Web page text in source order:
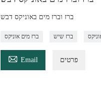
ברז וברז מים באוניקס דבש
ברז מים אוניקס ברז שיש
 Email פרטים